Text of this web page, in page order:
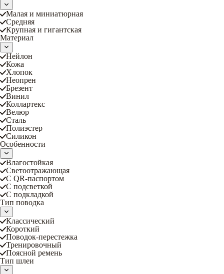
Малая и миниатюрная
Средняя
Крупная и гигантская
Материал
Нейлон
Кожа
Хлопок
Неопрен
Брезент
Винил
Коллартекс
Велюр
Сталь
Полиэстер
Силикон
Особенности
Влагостойкая
Светоотражающая
С QR-паспортом
С подсветкой
С подкладкой
Тип поводка
Классический
Короткий
Поводок-перестежка
Тренировочный
Поясной ремень
Тип шлеи